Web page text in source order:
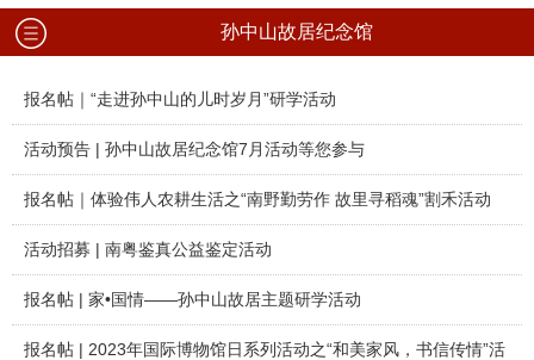
孙中山故居纪念馆
报名帖｜“走进孙中山的儿时岁月”研学活动
活动预告 | 孙中山故居纪念馆7月活动等您参与
报名帖｜体验伟人农耕生活之“南野勤劳作 故里寻稻魂”割禾活动
活动招募 | 南粤鉴真公益鉴定活动
报名帖 | 家•国情——孙中山故居主题研学活动
报名帖 | 2023年国际博物馆日系列活动之“和美家风，书信传情”活